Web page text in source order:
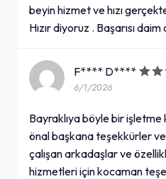
beyin hizmet ve hızı
Hızır diyoruz . Başarısı daim
F**** D****
6/1/2026
Bayraklıya böyle bir işletme
önal başkana teşekkürler
çalışan arkadaşlar ve
hizmetleri için kocaman